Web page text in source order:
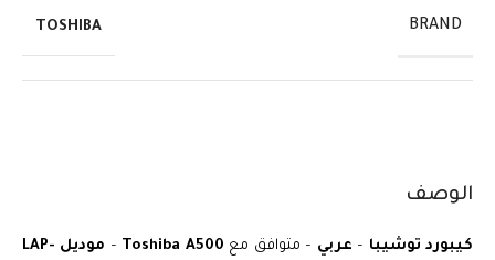
الوصف
كيبورد توشيبا – عربي – متوافق مع Toshiba A500
–
موديل LAP-
BRAND
TOSHIBA